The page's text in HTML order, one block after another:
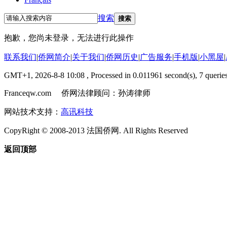
搜索 搜索
抱歉，您尚未登录，无法进行此操作
联系我们|侨网简介|关于我们|侨网历史|广告服务|手机版|小黑屋|
GMT+1, 2026-8-8 10:08 , Processed in 0.011961 second(s), 7
Franceqw.com 侨网法律顾问：孙涛律师
网站技术支持： 高讯科技
CopyRight © 2008-2013 法国侨网. All Rights Reserved
返回顶部